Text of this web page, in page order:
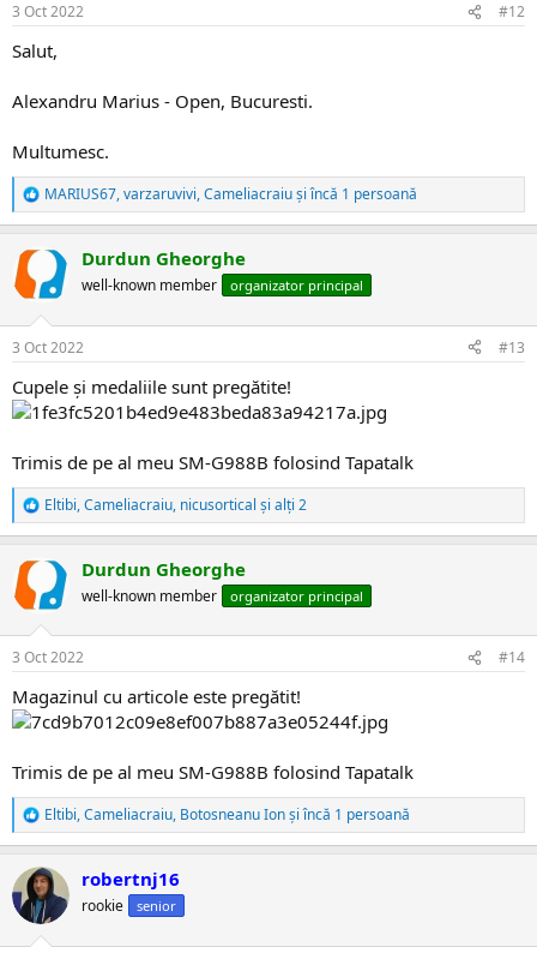
3 Oct 2022 #12
Salut,
Alexandru Marius - Open, Bucuresti.
Multumesc.
R
e
c
i
MARIUS67,varzaruvivi,Cameliacraiuși încă 1 persoană
Durdun Gheorghe
well-known member organizator principal
3 Oct 2022 #13
Cupele și medaliile sunt pregătite!
Trimis de pe al meu SM-G988B folosind Tapatalk
R
e
c
i
Eltibi,Cameliacraiu, nicusortical și alți 2
Durdun Gheorghe
well-known member organizator principal
3 Oct 2022 #14
Magazinul cu articole este pregătit!
Trimis de pe al meu SM-G988B folosind Tapatalk
R
e
c
ț
i
Eltibi,Cameliacraiu, Botosneanu Ionși încă 1 persoană
robertnj16
rookie senior